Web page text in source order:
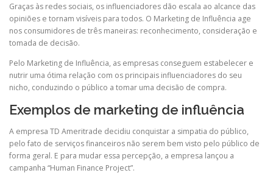
Graças às redes sociais, os influenciadores dão escala ao alcance das
opiniões e tornam visíveis para todos. O Marketing de Influência age
nos consumidores de três maneiras: reconhecimento, consideração e
tomada de decisão.
Pelo Marketing de Influência, as empresas conseguem estabelecer e
nutrir uma ótima relação com os principais influenciadores do seu
nicho, conduzindo o público a tomar uma decisão de compra.
Exemplos de marketing de influência
A empresa TD Ameritrade decidiu conquistar a simpatia do público,
pelo fato de serviços financeiros não serem bem visto pelo público de
forma geral. E para mudar essa percepção, a empresa lançou a
campanha “Human Finance Project”.